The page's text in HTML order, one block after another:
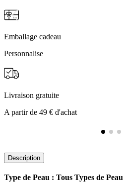
Emballage cadeau
Personnalise
Livraison gratuite
A partir de 49 € d'achat
Description
Type de Peau : Tous Types de Peau